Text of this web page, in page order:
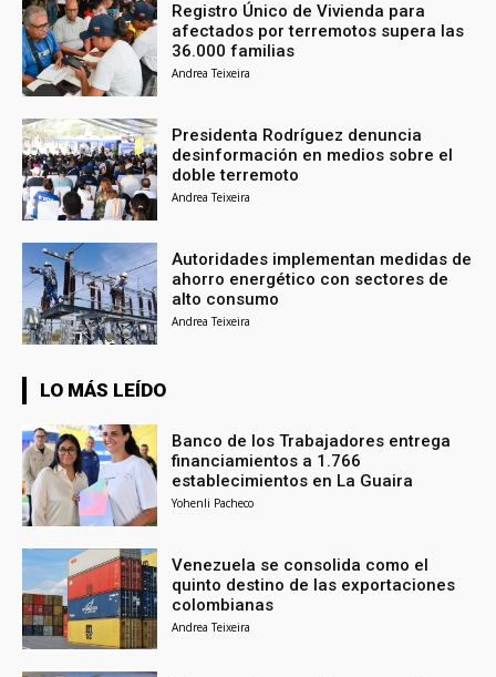
Registro Único de Vivienda para
afectados por terremotos supera las
36.000 familias
Andrea Teixeira
Presidenta Rodríguez denuncia
desinformación en medios sobre el
doble terremoto
Andrea Teixeira
Autoridades implementan medidas de
ahorro energético con sectores de
alto consumo
Andrea Teixeira
LO MÁS LEÍDO
Banco de los Trabajadores entrega
financiamientos a 1.766
establecimientos en La Guaira
Yohenli Pacheco
Venezuela se consolida como el
quinto destino de las exportaciones
colombianas
Andrea Teixeira